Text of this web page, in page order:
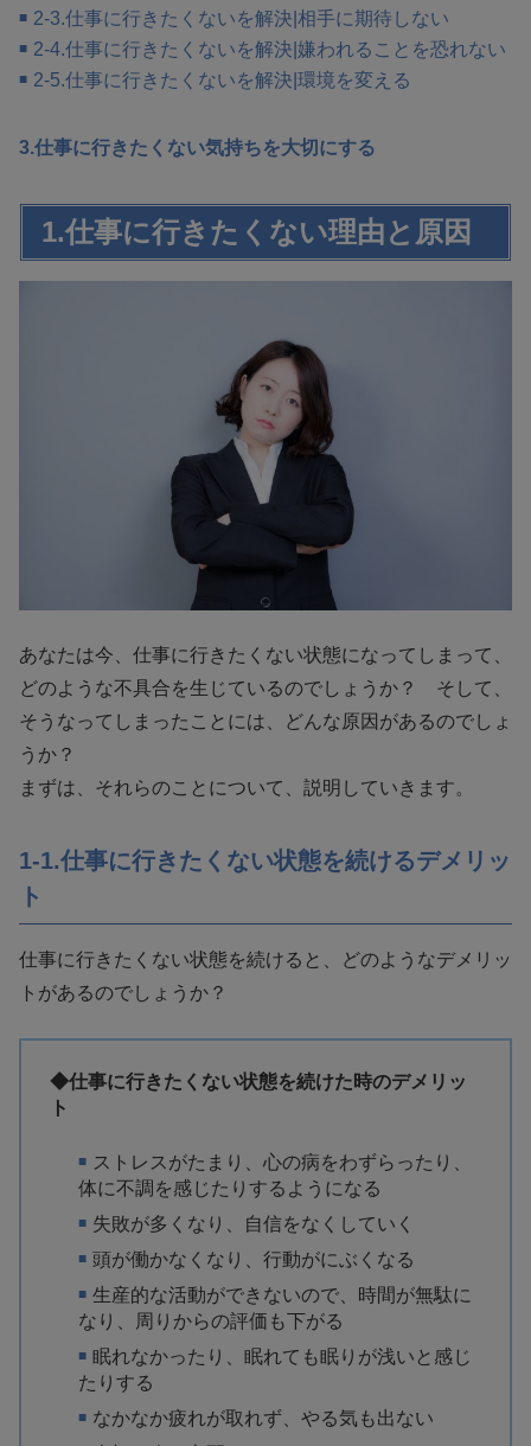
2-3.仕事に行きたくないを解決|相手に期待しない
2-4.仕事に行きたくないを解決|嫌われることを恐れない
2-5.仕事に行きたくないを解決|環境を変える
3.仕事に行きたくない気持ちを大切にする
1.仕事に行きたくない理由と原因
あなたは今、仕事に行きたくない状態になってしまって、
どのような不具合を生じているのでしょうか？ そして、
そうなってしまったことには、どんな原因があるのでしょ
うか？
まずは、それらのことについて、説明していきます。
1-1.仕事に行きたくない状態を続けるデメリッ
ト
仕事に行きたくない状態を続けると、どのようなデメリッ
トがあるのでしょうか？
◆仕事に行きたくない状態を続けた時のデメリッ
ト
ストレスがたまり、心の病をわずらったり、
体に不調を感じたりするようになる
失敗が多くなり、自信をなくしていく
頭が働かなくなり、行動がにぶくなる
生産的な活動ができないので、時間が無駄に
なり、周りからの評価も下がる
眠れなかったり、眠れても眠りが浅いと感じ
たりする
なかなか疲れが取れず、やる気も出ない